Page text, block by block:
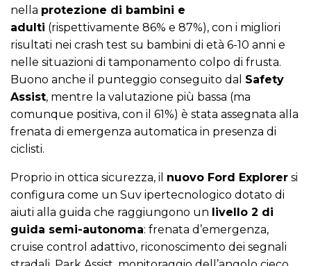
nella protezione di bambini e
adulti (rispettivamente 86% e 87%), con i migliori
risultati nei crash test su bambini di età 6-10 anni e
nelle situazioni di tamponamento colpo di frusta.
Buono anche il punteggio conseguito dal Safety
Assist, mentre la valutazione più bassa (ma
comunque positiva, con il 61%) è stata assegnata alla
frenata di emergenza automatica in presenza di
ciclisti.
Proprio in ottica sicurezza, il nuovo Ford Explorer si
configura come un Suv ipertecnologico dotato di
aiuti alla guida che raggiungono un livello 2 di
guida semi-autonoma: frenata d’emergenza,
cruise control adattivo, riconoscimento dei segnali